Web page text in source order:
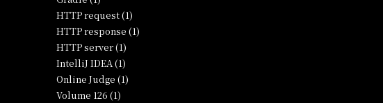
HTTP request (1)
HTTP response (1)
HTTP server (1)
IntelliJ IDEA (1)
Online Judge (1)
Volume 126 (1)